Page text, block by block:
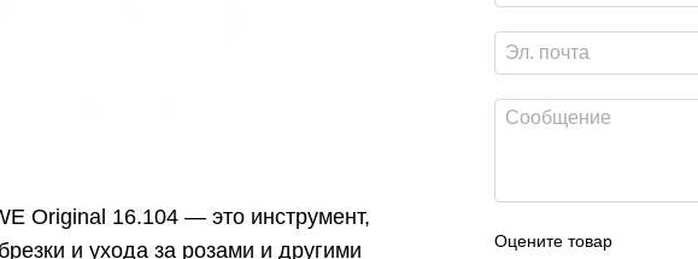
Original 16.104 — это инструмент,
и ухода за розами и другими
Оцените товар